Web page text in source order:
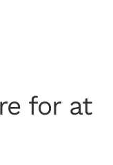
for at